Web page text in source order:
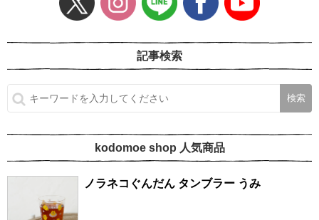
記事検索
kodomoe shop 人気商品
ノラネコぐんだん タンブラー うみ